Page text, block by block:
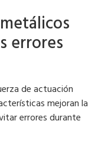
errores
de actuación
mejoran la
errores durante